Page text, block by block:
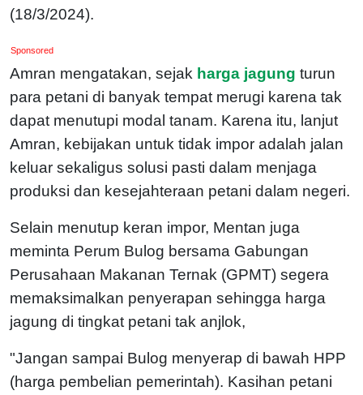
(18/3/2024).
Sponsored
Amran mengatakan, sejak harga jagung turun
para petani di banyak tempat merugi karena tak
dapat menutupi modal tanam. Karena itu, lanjut
Amran, kebijakan untuk tidak impor adalah jalan
keluar sekaligus solusi pasti dalam menjaga
produksi dan kesejahteraan petani dalam negeri.
Selain menutup keran impor, Mentan juga
meminta Perum Bulog bersama Gabungan
Perusahaan Makanan Ternak (GPMT) segera
memaksimalkan penyerapan sehingga harga
jagung di tingkat petani tak anjlok,
"Jangan sampai Bulog menyerap di bawah HPP
(harga pembelian pemerintah). Kasihan petani